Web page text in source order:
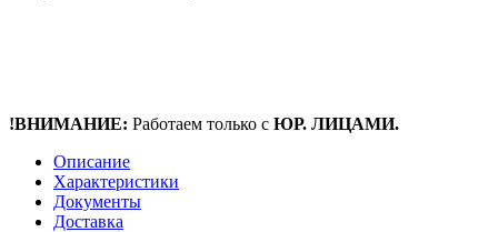
!ВНИМАНИЕ: Работаем только с ЮР. ЛИЦАМИ.
Описание
Характеристики
Документы
Доставка